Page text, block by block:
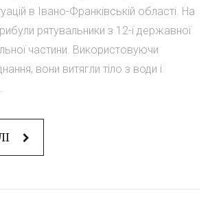
в Івано-Франківській області. На
рятувальники з 12-ї державної
частини. Використовуючи
вони витягли тіло з води і